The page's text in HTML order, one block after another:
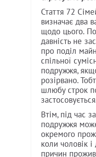
Стаття 72
визначає два
щодо цього.
давність не
про поділ
спільної
подружжя,
розірвано.
шлюбу строк
Втім, під час
подружжя
окремого
коли чоловік
причин